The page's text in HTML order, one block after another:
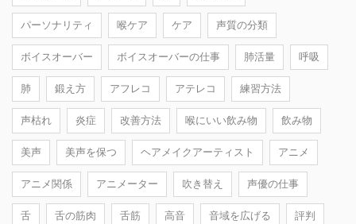
パーソナリティ 喉ケア ケア 声質の分類
ボイスオーバー ボイスオーバーの仕事 肺活量 呼吸
肺 鍛え方 アフレコ アテレコ 練習方法
声枯れ 炎症 改善方法 喉にいい飲み物 飲み物
美声 美声を保つ ヘアメイクアーティスト アニメ
アニメ関係 アニメーター 吹き替え 声優の仕事
舌 舌の筋肉 舌筋 高音 音域を広げる 評判